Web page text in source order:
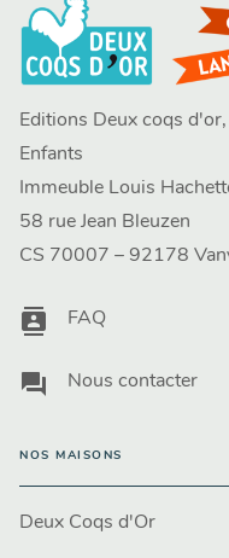
Editions Deux coqs
Enfants
Immeuble Louis
58 rue Jean Bleuzen
CS 70007 – 92178
contacts FAQ
question_answer Nous contacter
NOS MAISONS
Deux Coqs d'Or